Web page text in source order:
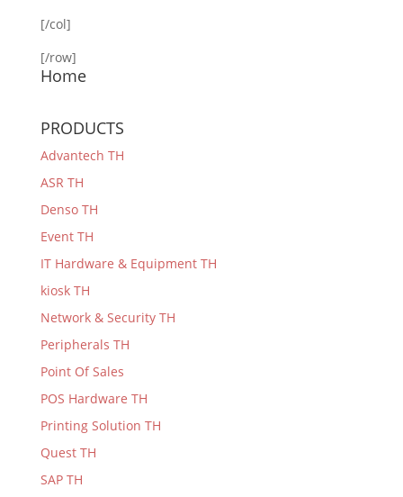
[/col]
[/row]
Home
PRODUCTS
Advantech TH
ASR TH
Denso TH
Event TH
IT Hardware & Equipment TH
kiosk TH
Network & Security TH
Peripherals TH
Point Of Sales
POS Hardware TH
Printing Solution TH
Quest TH
SAP TH